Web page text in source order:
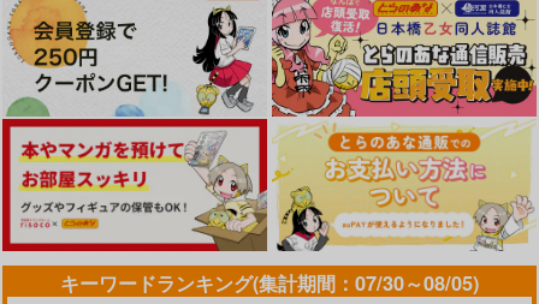
作品詳細
キーワードランキング(集計期間：07/30～08/05)